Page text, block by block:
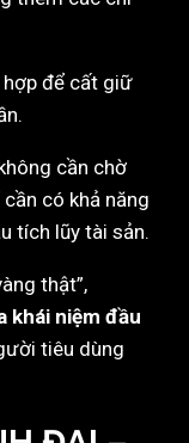
hợp để cất giữ
cần chờ
có khả năng
tích lũy tài sản.
thật”,
khái niệm đầu
tiêu dùng